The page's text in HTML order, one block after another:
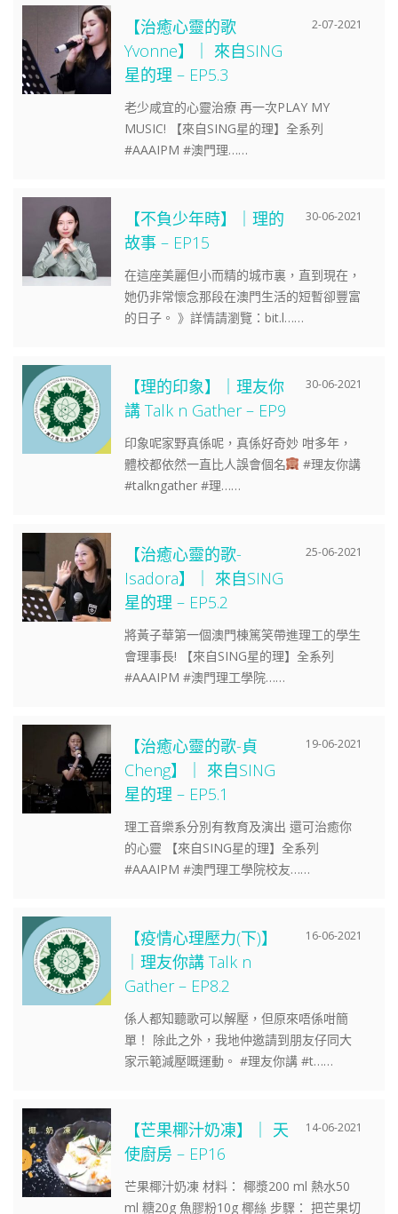
【治癒心靈的歌
Yvonne】｜ 來自SING
星的理 – EP5.3
2-07-2021
老少咸宜的心靈治療 再一次PLAY MY
MUSIC! 【來自SING星的理】全系列
#AAAIPM #澳門理……
【不負少年時】｜理的
故事 – EP15
30-06-2021
在這座美麗但小而精的城市裏，直到現在，
她仍非常懷念那段在澳門生活的短暫卻豐富
的日子。 》詳情請瀏覽：bit.l……
【理的印象】｜理友你
講 Talk n Gather – EP9
30-06-2021
印象呢家野真係呢，真係好奇妙 咁多年，
體校都依然一直比人誤會個名
#理友你講
#talkngather #理……
【治癒心靈的歌-
Isadora】｜ 來自SING
星的理 – EP5.2
25-06-2021
將黃子華第一個澳門棟篤笑帶進理工的學生
會理事長! 【來自SING星的理】全系列
#AAAIPM #澳門理工學院……
【治癒心靈的歌-貞
Cheng】｜ 來自SING
星的理 – EP5.1
19-06-2021
理工音樂系分別有教育及演出 還可治癒你
的心靈 【來自SING星的理】全系列
#AAAIPM #澳門理工學院校友……
【疫情心理壓力(下)】
｜理友你講 Talk n
Gather – EP8.2
16-06-2021
係人都知聽歌可以解壓，但原來唔係咁簡
單！ 除此之外，我地仲邀請到朋友仔同大
家示範減壓嘅運動。 #理友你講 #t……
【芒果椰汁奶凍】｜ 天
使廚房 – EP16
14-06-2021
芒果椰汁奶凍 材料： 椰漿200 ml 熱水50
ml 糖20g 魚膠粉10g 椰絲 步驟： 把芒果切